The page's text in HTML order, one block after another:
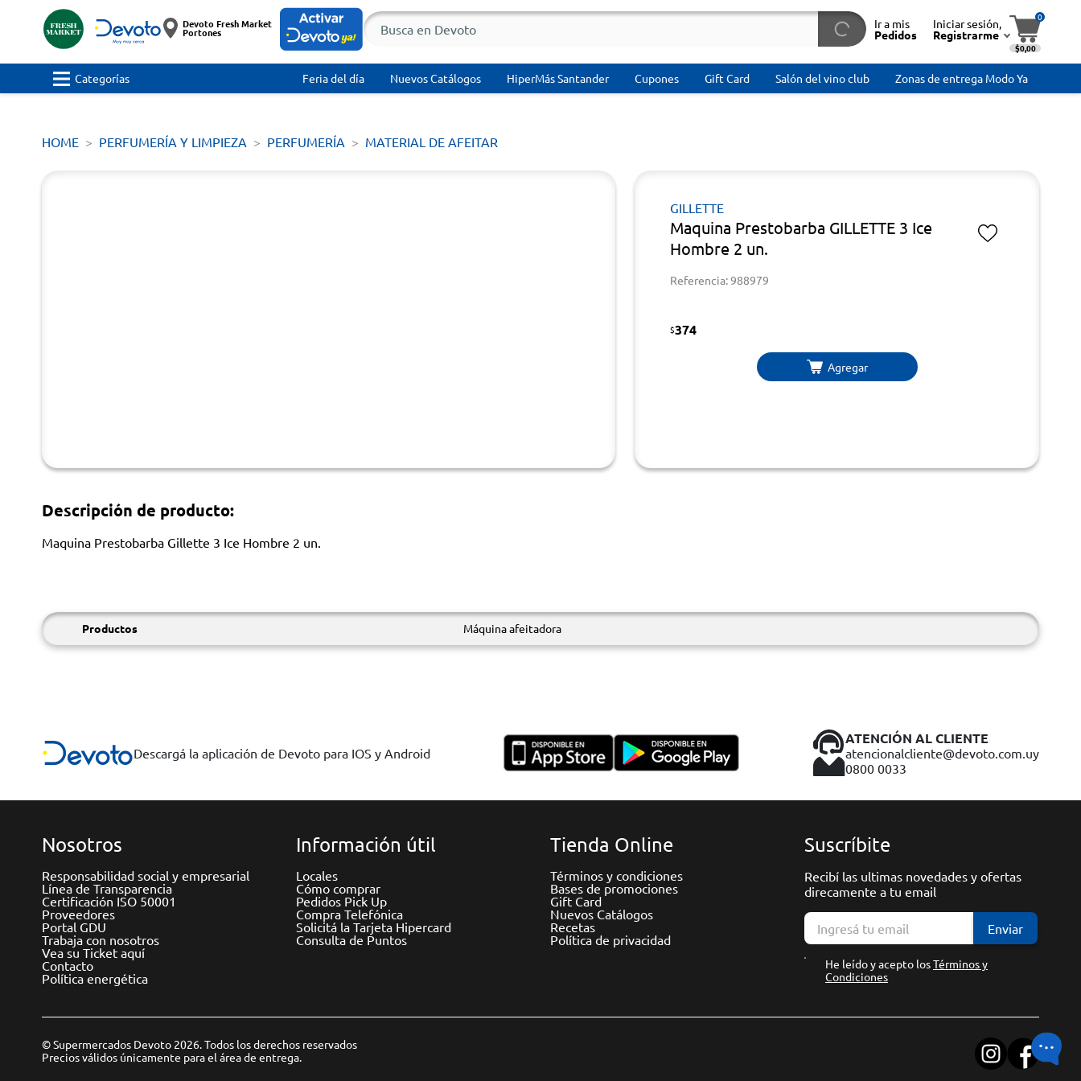
Devoto Fresh Market
Portones
Ir a mis
Pedidos
Iniciar sesión,
Registrarme
0
$0,00
Categorías Feria del día Nuevos Catálogos HiperMás Santander Cupones Gift Card Salón del vino club Zonas de entrega Modo Ya
HOME PERFUMERÍA Y LIMPIEZA PERFUMERÍA MATERIAL DE AFEITAR
GILLETTE
Maquina Prestobarba GILLETTE 3 Ice
Hombre 2 un.
Referencia: 988979
$374
Agregar
Descripción de producto:
Maquina Prestobarba Gillette 3 Ice Hombre 2 un.
Productos Máquina afeitadora
Descargá la aplicación de Devoto para IOS y Android
ATENCIÓN AL CLIENTE
atencionalcliente@devoto.com.uy
0800 0033
Nosotros
Responsabilidad social y empresarial
Línea de Transparencia
Certificación ISO 50001
Proveedores
Portal GDU
Trabaja con nosotros
Vea su Ticket aquí
Contacto
Política energética
Información útil
Locales
Cómo comprar
Pedidos Pick Up
Compra Telefónica
Solicitá la Tarjeta Hipercard
Consulta de Puntos
Tienda Online
Términos y condiciones
Bases de promociones
Gift Card
Nuevos Catálogos
Recetas
Política de privacidad
Suscríbite
Recibí las ultimas novedades y ofertas
direcamente a tu email
Enviar
He leído y acepto losTérminos y
Condiciones
© Supermercados Devoto 2026. Todos los derechos reservados
Precios válidos únicamente para el área de entrega.